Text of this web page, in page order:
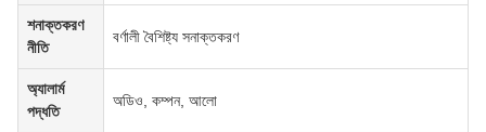
শনাক্তকরণ
নীতি
বর্ণালী বৈশিষ্ট্য সনাক্তকরণ
অ্যালার্ম
পদ্ধতি
অডিও, কম্পন, আলো